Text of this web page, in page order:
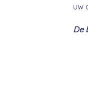
uw
De